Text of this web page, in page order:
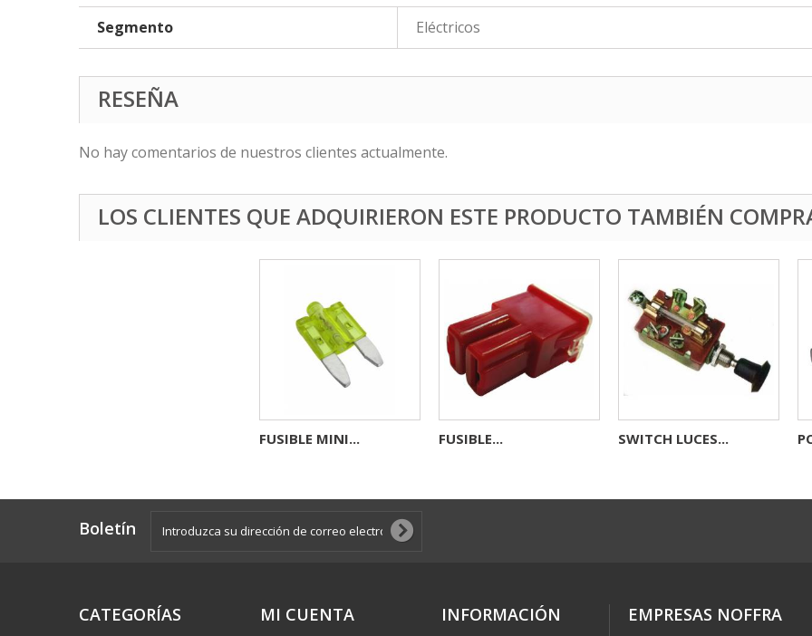
Segmento Eléctricos
RESEÑA
No hay comentarios de nuestros clientes actualmente.
LOS CLIENTES QUE ADQUIRIERON ESTE PRODUCTO TAMBIÉN
FUSIBLE MINI... FUSIBLE... SWITCH LUCES...
Boletín
CATEGORÍAS MI CUENTA INFORMACIÓN EMPRESAS NOFFRA